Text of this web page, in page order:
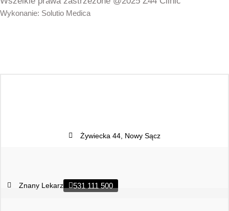
Wykonanie: Solutio Medica
Żywiecka 44, Nowy Sącz
Znany Lekarz 531 111 500